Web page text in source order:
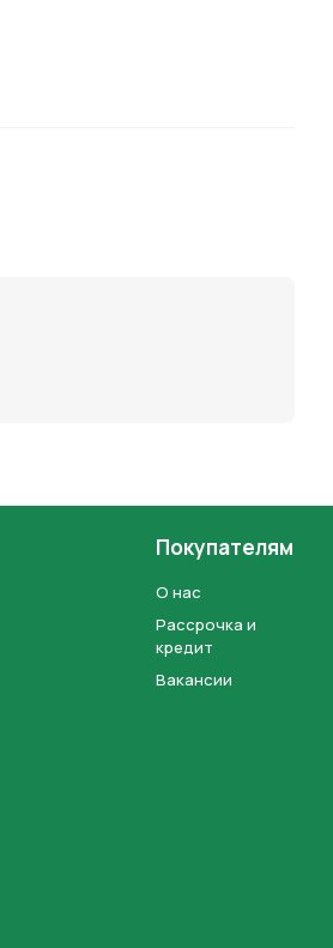
Покупателям
О нас
Рассрочка и
кредит
Вакансии